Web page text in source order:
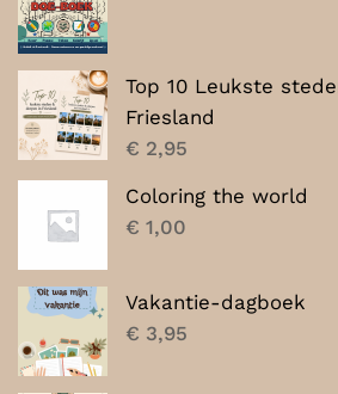
Top 10 Leukste
Friesland
€ 2,95
Coloring the world
€ 1,00
Vakantie-dagboek
€ 3,95